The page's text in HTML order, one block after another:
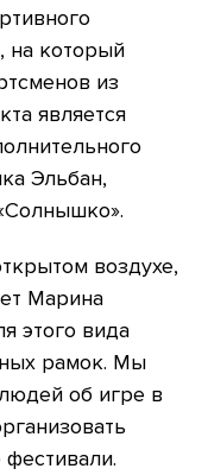
на который
из
является
Эльбан,
воздухе,
Марина
этого вида
рамок. Мы
об игре в